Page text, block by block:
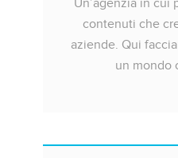
Un’agenzia in cui
contenuti che
aziende. Qui
un mondo